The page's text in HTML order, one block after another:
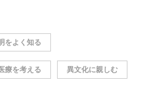
をよく知る
療を考える 異文化に親しむ